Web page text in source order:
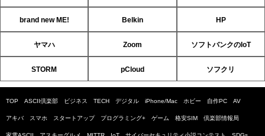
brand new ME! Belkin HP
ヤマハ Zoom ソフトバンクのIoT
STORM pCloud ソフクリ
TOP ASCII倶楽部 ビジネス TECH デジタル iPhone/Mac ホビー 自作PC AV
アキバ スマホ スタートアップ プログラミング+ ゲーム 格安SIM 倶楽部情報局